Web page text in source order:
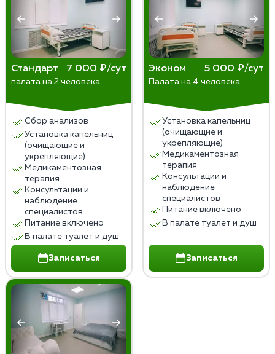
Стандарт 7 000 ₽/сут
палата на 2 человека
Сбор анализов
Установка капельниц
(очищающие и
укрепляющие)
Медикаментозная
терапия
Консультации и
наблюдение
специалистов
Питание включено
В палате туалет и душ
Записаться
Эконом 5 000 ₽/сут
Палата на 4 человека
Установка капельниц
(очищающие и
укрепляющие)
Медикаментозная
терапия
Консультации и
наблюдение
специалистов
Питание включено
В палате туалет и душ
Записаться